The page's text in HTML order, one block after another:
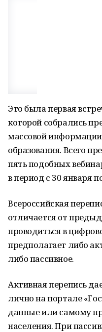
Это была первая
которой собрались
массовой
образования. Всего
пять подобных
в период с 30 января
Всероссийская
отличается от
проводиться в
предполагает либо
либо пассивное.
Активная перепись
лично на портале
данные или самому
населения. При